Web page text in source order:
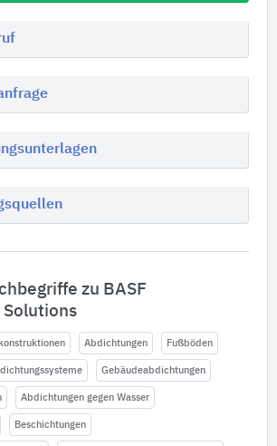
zu BASF
Abdichtungen Fußböden
Gebäudeabdichtungen
Abdichtungen gegen Wasser
Beschichtungen